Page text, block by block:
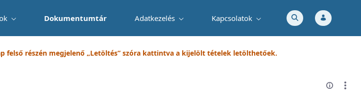
Dokumentumtár Adatkezelés Kapcsolatok
felső részén megjelenő „Letöltés” szóra kattintva a kijelölt tételek letölthetőek.